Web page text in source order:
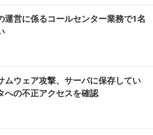
運営に係るコールセンター業務で1名
ムウェア攻撃、サーバに保存してい
への不正アクセスを確認